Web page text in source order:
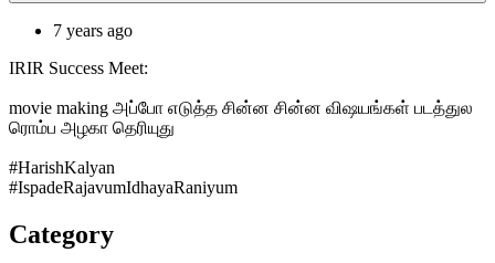
7 years ago
IRIR Success Meet:
movie making அப்போ எடுத்த சின்ன சின்ன விஷயங்கள் படத்துல
ரொம்ப அழகா தெரியுது
#HarishKalyan
#IspadeRajavumIdhayaRaniyum
Category